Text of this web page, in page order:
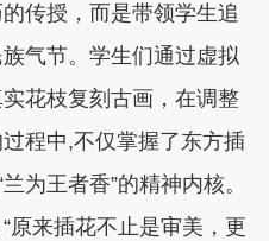
传授，而是带领学生追
气节。学生们通过虚拟
花枝复刻古画，在调整
程中,不仅掌握了东方插
为王者香”的精神内核。
原来插花不止是审美，更